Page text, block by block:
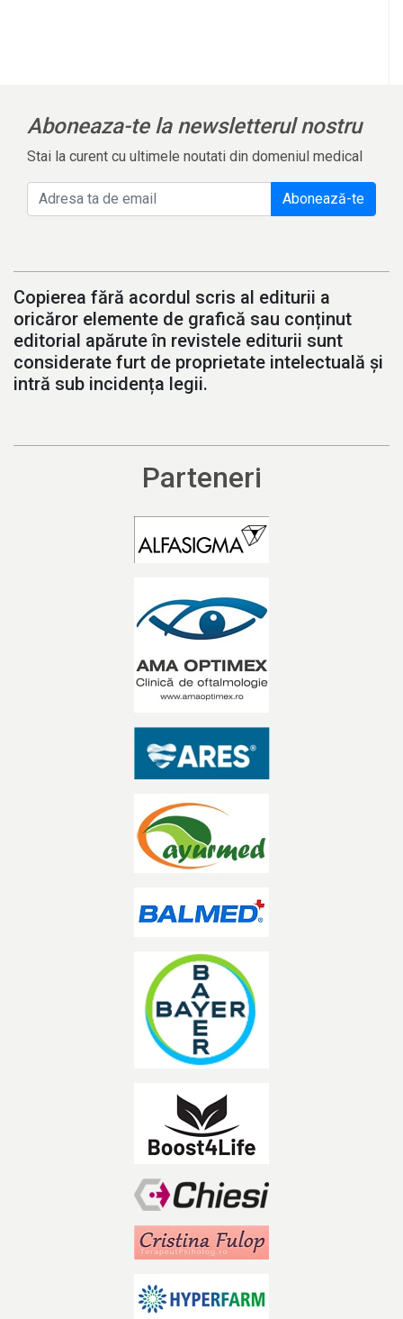
Aboneaza-te la newsletterul nostru
Stai la curent cu ultimele noutati din domeniul medical
Abonează-te
Copierea fără acordul scris al editurii a
oricăror elemente de grafică sau conținut
editorial apărute în revistele editurii sunt
considerate furt de proprietate intelectuală și
intră sub incidența legii.
Parteneri